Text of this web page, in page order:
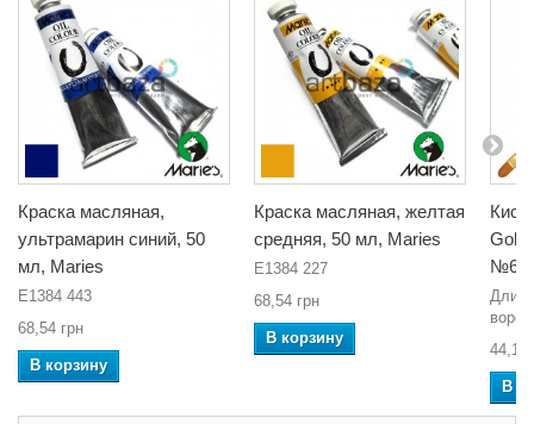
Краска масляная,
ультрамарин синий, 50
мл, Maries
E1384 443
68,54 грн
В корзину
Краска масляная, желтая
средняя, 50 мл, Maries
E1384 227
68,54 грн
В корзину
№6,
44,16
В